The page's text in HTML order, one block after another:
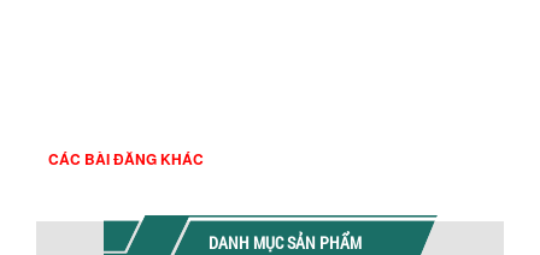
CÁC BÀI ĐĂNG KHÁC
DANH MỤC SẢN PHẨM